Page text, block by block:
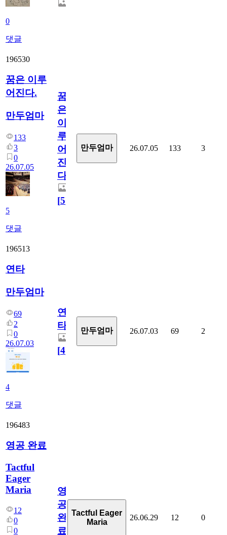
0
댓글
196530
꿈은 이루
어진다.
만두엄마
133
3
0
26.07.05
5
댓글
꿈
은
이
루
어
진
다.
[5]
만두엄마 26.07.05 133 3
196513
연타
만두엄마
69
2
0
26.07.03
4
댓글
연
타
[4]
만두엄마 26.07.03 69 2
196483
영공 완료
Tactful
Eager
Maria
12
0
0
영
공
완
료
Tactful Eager
Maria
26.06.29 12 0